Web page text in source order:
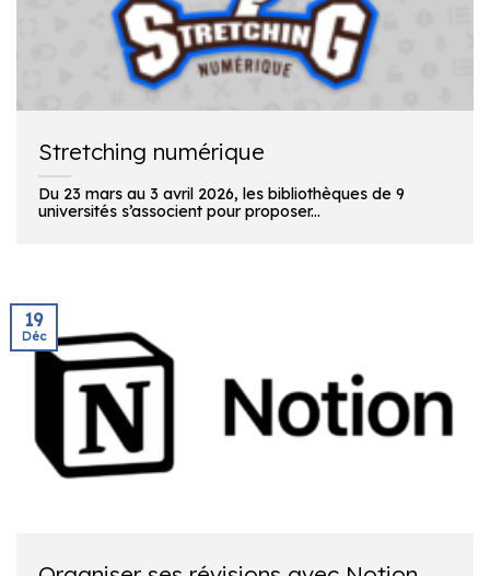
Stretching numérique
Du 23 mars au 3 avril 2026, les bibliothèques de 9
universités s’associent pour proposer...
19
Déc